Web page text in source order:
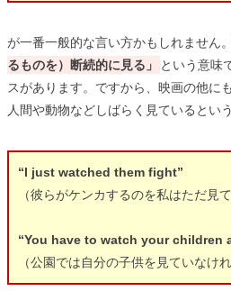
が一番一般的な言い方かもしれません
るものを）断続的に見る」
という意味
スがあります。ですから、映画の他に
人間や動物などしばらく見ているとい
“I just watched them fight”
（彼らがケンカするのを私はただ見て
“You have to watch your children
（公園では自分の子供を見ていなけ